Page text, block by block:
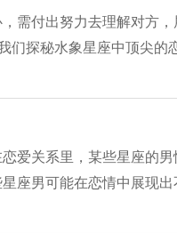
需付出努力去理解对方，
们探秘水象星座中顶尖的
爱关系里，某些星座的
座男可能在恋情中展现